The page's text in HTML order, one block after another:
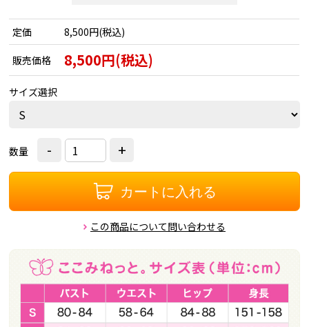
定価 8,500円(税込)
販売価格 8,500円(税込)
サイズ選択
数量 - +
カートに入れる
この商品について問い合わせる